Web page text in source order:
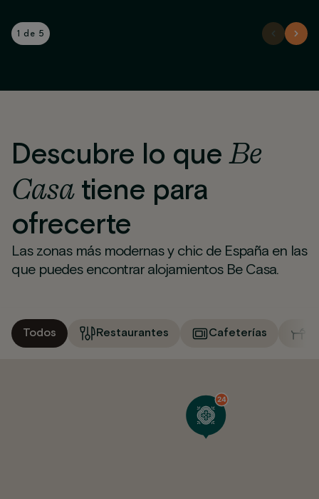
1 de 5
Descubre lo queBe
Casatiene para
ofrecerte
Las zonas más modernas y chic de España en las
que puedes encontrar alojamientos Be Casa.
Todos Restaurantes Cafeterías
24